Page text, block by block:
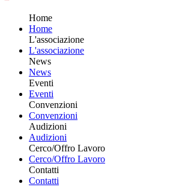
Home
Home
L'associazione
L'associazione
News
News
Eventi
Eventi
Convenzioni
Convenzioni
Audizioni
Audizioni
Cerco/Offro Lavoro
Cerco/Offro Lavoro
Contatti
Contatti